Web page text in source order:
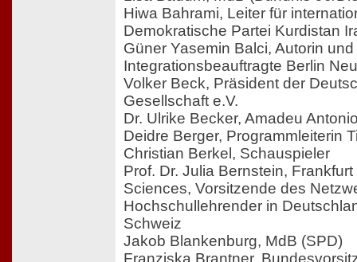
Hiwa Bahrami, Leiter für
Demokratische Partei Kurdistan
Güner Yasemin Balci, Autorin und
Integrationsbeauftragte Berlin
Volker Beck, Präsident der
Gesellschaft e.V.
Dr. Ulrike Becker, Amadeu
Deidre Berger, Programmleiterin
Christian Berkel, Schauspieler
Prof. Dr. Julia Bernstein,
Sciences, Vorsitzende des
Hochschullehrender in
Schweiz
Jakob Blankenburg, MdB (SPD)